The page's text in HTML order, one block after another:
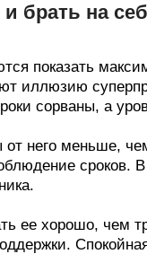
брать на
показать
иллюзию
сорваны, а
от него меньше,
сроков. В
ее хорошо, чем